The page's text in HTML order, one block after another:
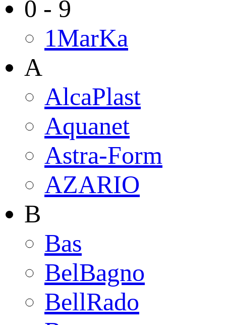
0 - 9
1MarKa
A
AlcaPlast
Aquanet
Astra-Form
AZARIO
B
Bas
BelBagno
BellRado